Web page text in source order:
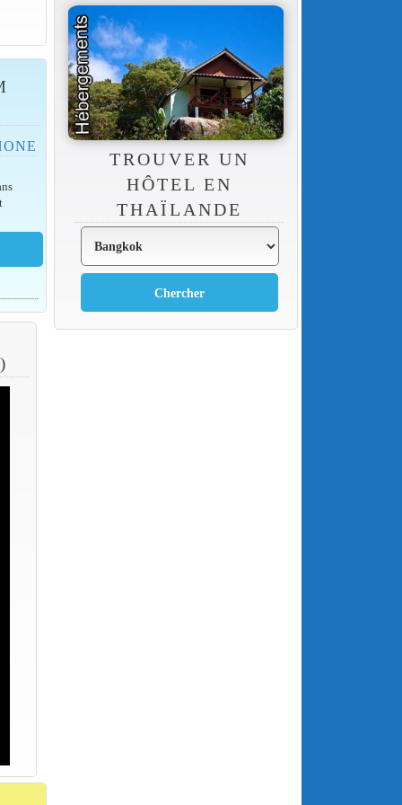
TROUVER UN
HÔTEL EN
THAÏLANDE